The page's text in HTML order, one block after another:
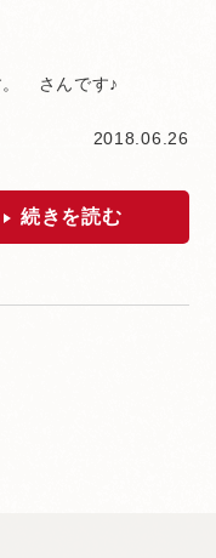
。 さんです♪
2018.06.26
続きを読む